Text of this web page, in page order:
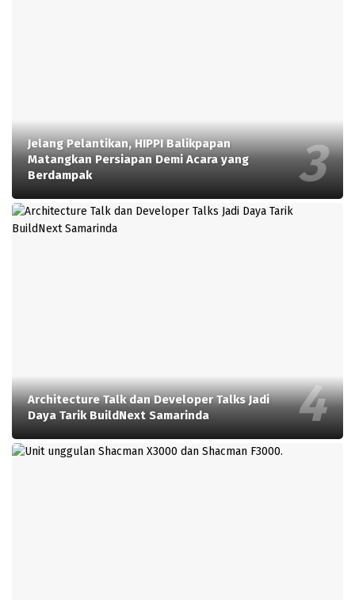
Jelang Pelantikan, HIPPI Balikpapan
Matangkan Persiapan Demi Acara yang
Berdampak
Architecture Talk dan Developer Talks Jadi
Daya Tarik BuildNext Samarinda